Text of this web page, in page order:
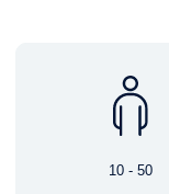
10 - 50